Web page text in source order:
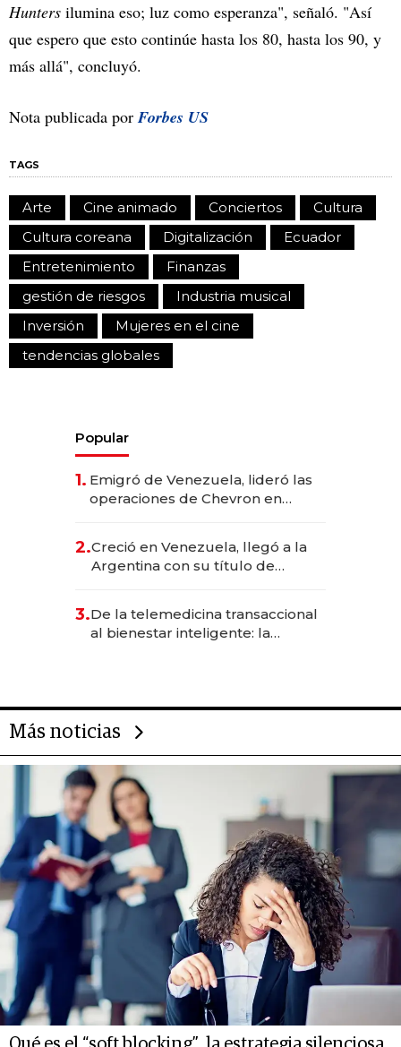
Hunters ilumina eso; luz como esperanza", señaló. "Así
que espero que esto continúe hasta los 80, hasta los 90, y
más allá", concluyó.
Nota publicada porForbes US
TAGS
Arte Cine animado Conciertos
Cultura
Cultura coreana
Digitalización
Ecuador
Entretenimiento
Finanzas
gestión de riesgos
Industria musical
Inversión
Mujeres en el cine
tendencias globales
Popular
1. Emigró de Venezuela, lideró las
operaciones de Chevron en
2.Creció en Venezuela, llegó a la
Argentina con su título de
las marcas "fast premium"
3.De la telemedicina transaccional
al bienestar inteligente: la
Más noticias